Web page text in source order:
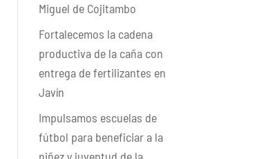
Miguel de Cojitambo
Fortalecemos la cadena
productiva de la caña con
entrega de fertilizantes en
Javín
Impulsamos escuelas de
fútbol para beneficiar a la